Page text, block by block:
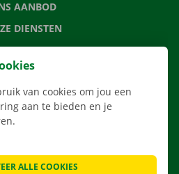
AANBOD
DIENSTEN
LOCATIES
APP
ONS
van cookies om jou een
aan te bieden en je
ALLE COOKIES